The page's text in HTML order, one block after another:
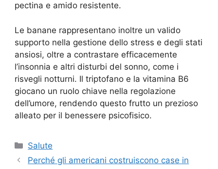
pectina e amido resistente.
Le banane rappresentano inoltre un valido
supporto nella gestione dello stress e degli stati
ansiosi, oltre a contrastare efficacemente
l’insonnia e altri disturbi del sonno, come i
risvegli notturni. Il triptofano e la vitamina B6
giocano un ruolo chiave nella regolazione
dell’umore, rendendo questo frutto un prezioso
alleato per il benessere psicofisico.
Categorie
Salute
Perché gli americani costruiscono case in